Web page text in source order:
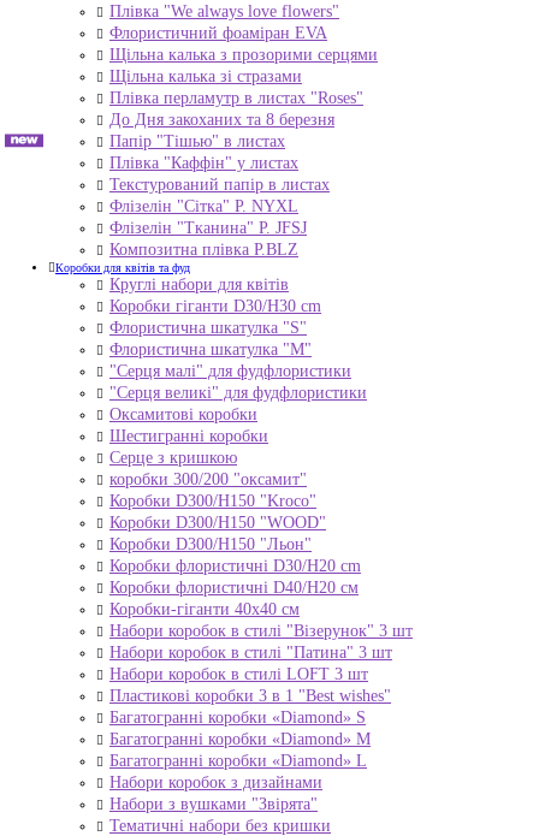
Плівка "We always love flowers"
Флористичний фоаміран EVA
Щільна калька з прозорими серцями
Щільна калька зі стразами
Плівка перламутр в листах "Roses"
До Дня закоханих та 8 березня
Папір "Тішью" в листах
Плівка "Каффін" у листах
Текстурований папір в листах
Флізелін "Сітка" P. NYXL
Флізелін "Тканина" P. JFSJ
Композитна плівка Р.BLZ
Коробки для квітів та фуд
Круглі набори для квітів
Коробки гіганти D30/H30 cm
Флористична шкатулка "S"
Флористична шкатулка "М"
"Серця малі" для фудфлористики
"Серця великі" для фудфлористики
Оксамитові коробки
Шестигранні коробки
Серце з кришкою
коробки 300/200 "оксамит"
Коробки D300/H150 "Kroco"
Коробки D300/H150 "WOOD"
Коробки D300/H150 "Льон"
Коробки флористичні D30/H20 cm
Коробки флористичні D40/H20 cм
Коробки-гіганти 40x40 см
Набори коробок в стилі "Візерунок" 3 шт
Набори коробок в стилі "Патина" 3 шт
Набори коробок в стилі LOFT 3 шт
Пластикові коробки 3 в 1 "Best wishes"
Багатогранні коробки «Diamond» S
Багатогранні коробки «Diamond» M
Багатогранні коробки «Diamond» L
Набори коробок з дизайнами
Набори з вушками "Звірята"
Тематичні набори без кришки